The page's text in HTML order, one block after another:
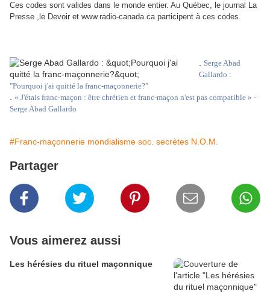
Ces codes sont valides dans le monde entier. Au Québec, le journal La
Presse ,le Devoir et www.radio-canada.ca participent à ces codes.
Serge Abad
Gallardo :
"Pourquoi j'ai quitté la franc-maçonnerie?"
« J'étais franc-maçon : être chrétien et franc-maçon n'est pas compatible » -
Serge Abad Gallardo
#Franc-maçonnerie mondialisme soc. secrètes N.O.M.
Partager
Vous aimerez aussi
Les hérésies du rituel maçonnique